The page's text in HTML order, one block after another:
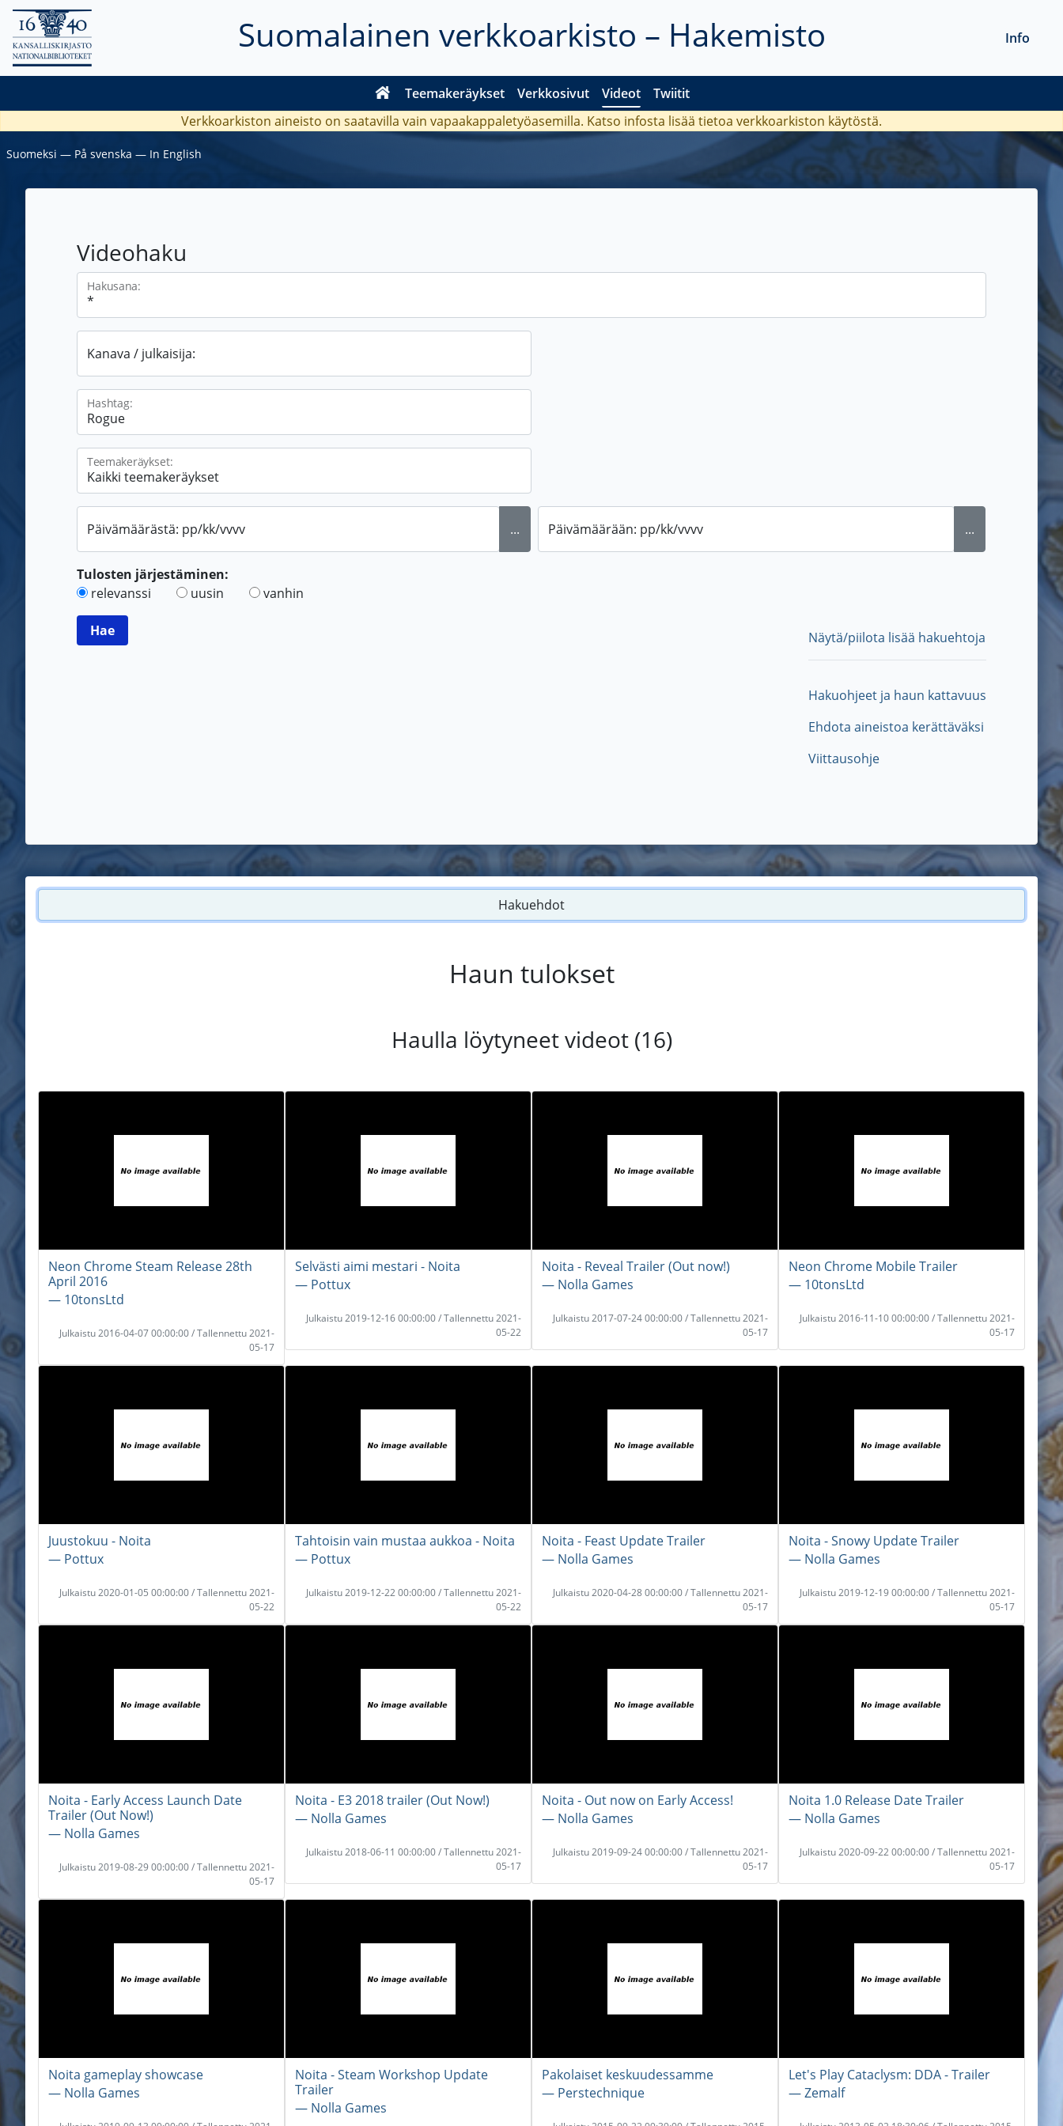
Suomalainen verkkoarkisto – Hakemisto
Teemakeräykset Verkkosivut Videot Twiitit
Info
Verkkoarkiston aineisto on saatavilla vain vapaakappaletyöasemilla. Katso infosta lisää tietoa verkkoarkiston käytöstä.
Suomeksi ― På svenska ― In English
Videohaku
Hakusana:
Kanava / julkaisija:
Hashtag:
Teemakeräykset:
Päivämäärästä: pp/kk/vvvv ... Päivämäärään: pp/kk/vvvv ...
Tulosten järjestäminen:
relevanssi
uusin vanhin
Näytä/piilota lisää hakuehtoja
Hakuohjeet ja haun kattavuus
Ehdota aineistoa kerättäväksi
Viittausohje
Hakuehdot
Haun tulokset
Haulla löytyneet videot (16)
Neon Chrome Steam Release 28th
April 2016
― 10tonsLtd
Julkaistu 2016-04-07 00:00:00 / Tallennettu 2021-
05-17
Selvästi aimi mestari - Noita
― Pottux
Julkaistu 2019-12-16 00:00:00 / Tallennettu 2021-
05-22
Noita - Reveal Trailer (Out now!)
― Nolla Games
Julkaistu 2017-07-24 00:00:00 / Tallennettu 2021-
05-17
Neon Chrome Mobile Trailer
― 10tonsLtd
Julkaistu 2016-11-10 00:00:00 / Tallennettu 2021-
05-17
Juustokuu - Noita
― Pottux
Julkaistu 2020-01-05 00:00:00 / Tallennettu 2021-
05-22
Tahtoisin vain mustaa aukkoa - Noita
― Pottux
Julkaistu 2019-12-22 00:00:00 / Tallennettu 2021-
05-22
Noita - Feast Update Trailer
― Nolla Games
Julkaistu 2020-04-28 00:00:00 / Tallennettu 2021-
05-17
Noita - Snowy Update Trailer
― Nolla Games
Julkaistu 2019-12-19 00:00:00 / Tallennettu 2021-
05-17
Noita - Early Access Launch Date
Trailer (Out Now!)
― Nolla Games
Julkaistu 2019-08-29 00:00:00 / Tallennettu 2021-
05-17
Noita - E3 2018 trailer (Out Now!)
― Nolla Games
Julkaistu 2018-06-11 00:00:00 / Tallennettu 2021-
05-17
Noita - Out now on Early Access!
― Nolla Games
Julkaistu 2019-09-24 00:00:00 / Tallennettu 2021-
05-17
Noita 1.0 Release Date Trailer
― Nolla Games
Julkaistu 2020-09-22 00:00:00 / Tallennettu 2021-
05-17
Noita gameplay showcase
― Nolla Games
Noita - Steam Workshop Update
Trailer
― Nolla Games
Pakolaiset keskuudessamme
― Perstechnique
Let's Play Cataclysm: DDA - Trailer
― Zemalf